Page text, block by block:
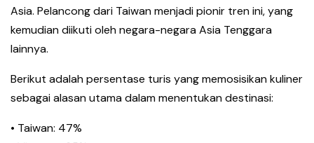
Asia. Pelancong dari Taiwan menjadi pionir tren ini, yang
kemudian diikuti oleh negara-negara Asia Tenggara
lainnya.
Berikut adalah persentase turis yang memosisikan kuliner
sebagai alasan utama dalam menentukan destinasi:
• Taiwan: 47%